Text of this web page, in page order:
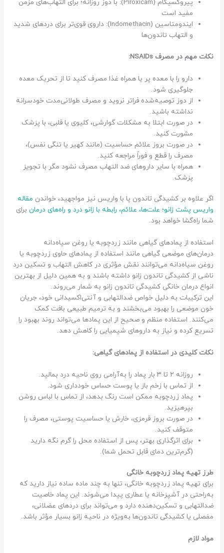
پیروکسیکام (Piroxicam): با دوز روزانه؛ برای التهاب‌های مزمن
مفید است
ایندومتاسین (Indomethacin): داروی قوی‌تر برای دردهای شدید
و التهاب تاندون‌ها
نکات مهم در مصرف NSAIDs:
دارو را با معده پر یا همراه غذا مصرف کنید تا از تحریک معده
جلوگیری شود.
از دوز توصیه‌شده فراتر نروید و مصرف طولانی‌مدت خودسرانه
نداشته باشید.
در صورت ابتلا به مشکلات گوارشی، کلیوی یا قلبی، با پزشک
مشورت کنید.
در صورت بروز علائم حساسیت (مانند کهیر یا تنگی نفس)،
مصرف را قطع و فوراً مراجعه کنید.
همراه با سایر داروهای ضد التهاب مصرف نشود مگر با تجویز
پزشک.
اگر علاوه بر کشیدگی تاندون پا با واریس نیز مواجهید، خواندن مقاله
واریس پشت زانو؛ علت‌ها، علائم، رابطه با زانو درد و راه‌های درمان برای
شما راه‌گشا خواهد بود.
استفاده از پمادهای گیاهی مانند زردچوبه یا روغن سیاه‌دانه
درمان‌های موضعی گیاهی مانند استفاده از پمادهای حاوی زردچوبه یا
روغن سیاه‌دانه می‌توانند نقش مؤثری در کاهش التهاب و تسکین درد
ناشی از کشیدگی تاندون زانو داشته باشند و به همین دلیل از بهترین
انواع درمان خانگی کشیدگی تاندون زانو به شمار می‌روند.
این ترکیبات به دلیل خواص ضدالتهابی و آنتی‌اکسیدانی خود، جریان
خون موضعی را بهبود می‌بخشند و به ترمیم طبیعی بافت کمک
می‌کنند. استفاده منظم و صحیح از این پمادها می‌تواند روند بهبود را
تسریع کرده و نیاز به داروهای شیمیایی را کاهش دهد.
نکات کلیدی در استفاده از پمادهای گیاهی:
روزانه ۲ تا ۳ بار پماد را به‌آرامی روی ناحیه درد بمالید.
از تماس با زخم باز یا پوست حساس خودداری شود.
پماد زردچوبه ممکن است رنگ بدهد، از تماس با لباس روشن
بپرهیزید.
در صورت بروز قرمزی، خارش یا حساسیت پوستی، مصرف را
متوقف کنید.
برای اثرگذاری بهتر، پس از استفاده محل را گرم نگه دارید
(گرم‌ترین دمای قابل تحمل شما).
طرز تهیه پماد زردچوبه خانگی
برای تهیه پماد زردچوبه خانگی، تنها به چند ماده ساده نیاز دارید که
به‌راحتی در آشپزخانه یا عطاری پیدا می‌شوند. این پماد خاصیت
ضدالتهابی و تسکین‌دهنده دارد و می‌تواند برای دردهای عضلانی،
مفصلی یا کشیدگی تاندون‌ها به‌ویژه در ناحیه زانو بسیار مؤثر باشد.
مواد لازم